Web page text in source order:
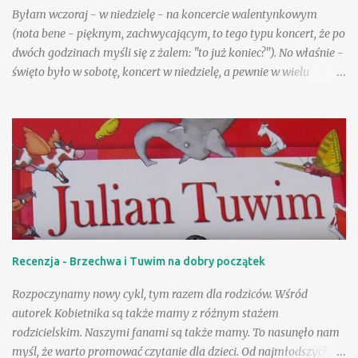
Byłam wczoraj - w niedzielę - na koncercie walentynkowym
(nota bene - pięknym, zachwycającym, to tego typu koncert, że po
dwóch godzinach myśli się z żalem: "to już koniec?"). No właśnie -
święto było w sobotę, koncert w niedzielę, a pewnie w wielu
względem jesteśmy zgodni - okazywanie uczuć bez względu na
datę aprobujemy bez wahania. A jednocześnie przecież mamy
często zastrzeżenia odnośnie nieco starszych zakochanych czy
tych najmłodszych. Takie właśnie kwestie zostały przestawione w
"Pajączku na rowerze": jej główni bohaterowie to Ola i Łukasz,
uczniowie szkoły podstawowej. Ich znajomość to dobre
potwierdzenie tezy, iż przeciwieństwa przyciągają się, a także
powiedzenia: "Kto się lubi, ten się czubi", choć w przypadku tych
wysportowana, nieco rozt...
Recenzja - Brzechwa i Tuwim na dobry początek
Rozpoczynamy nowy cykl, tym razem dla rodziców. Wśród
autorek Kobietnika są także mamy z różnym stażem
rodzicielskim. Naszymi fanami są także mamy. To nasunęło nam
myśl, że warto promować czytanie dla dzieci. Od najmłodszych lat